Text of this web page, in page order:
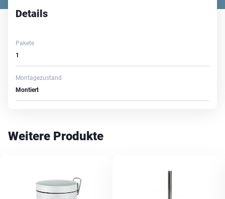
Details
Pakete
1
Montagezustand
Montiert
Weitere Produkte